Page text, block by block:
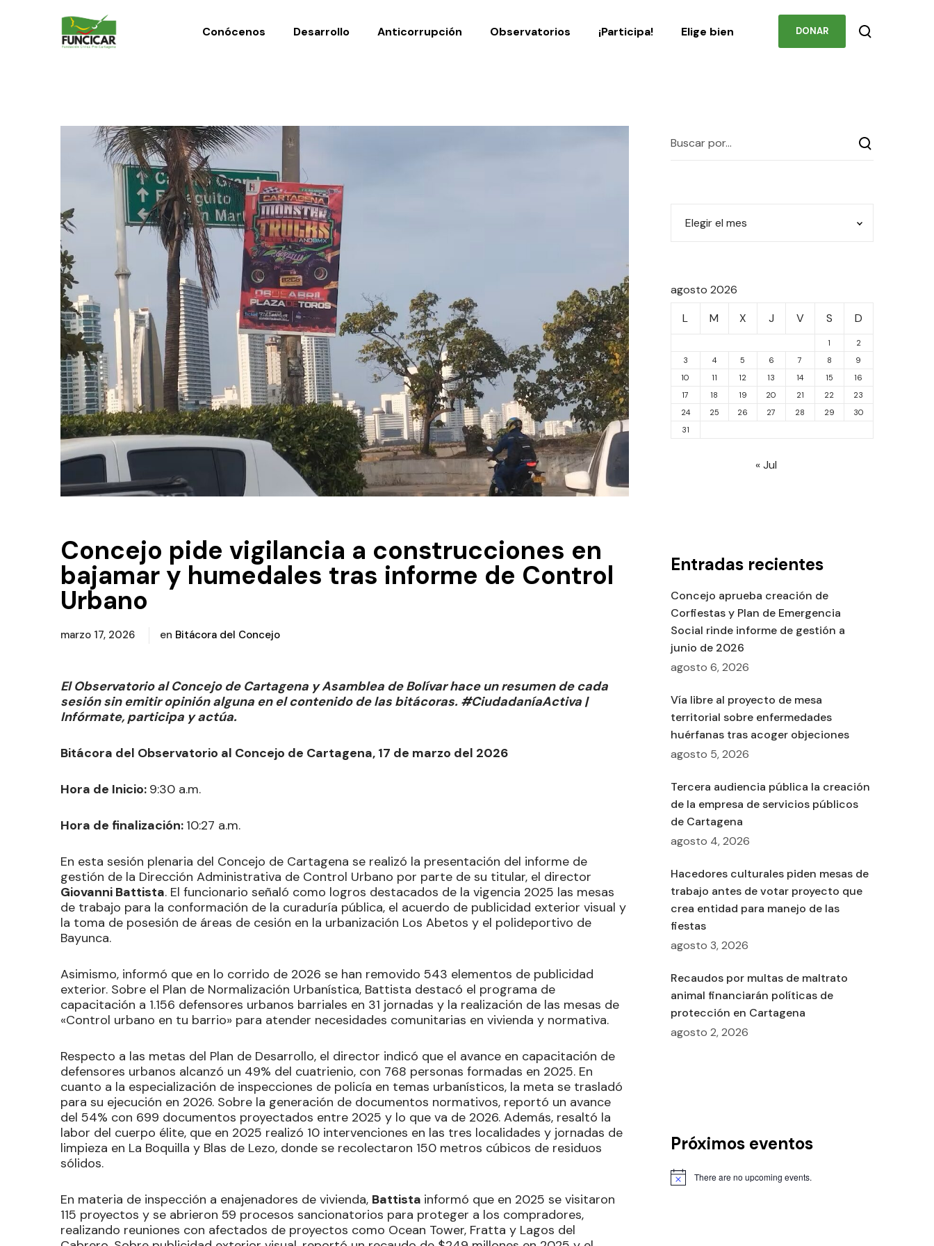
Conócenos Desarrollo Anticorrupción Observatorios ¡Participa! Elige bien DONAR
​Concejo pide vigilancia a construcciones en
bajamar y humedales tras informe de Control
Urbano
marzo 17, 2026 en Bitácora del Concejo
El Observatorio al Concejo de Cartagena y Asamblea de Bolívar hace un resumen de cada
sesión sin emitir opinión alguna en el contenido de las bitácoras. #CiudadaníaActiva |
Infórmate, participa y actúa.
Bitácora del Observatorio al Concejo de Cartagena, 17 de marzo del 2026
Hora de Inicio: 9:30 a.m.
Hora de finalización: 10:27 a.m.
En esta sesión plenaria del Concejo de Cartagena se realizó la presentación del informe de
gestión de la Dirección Administrativa de Control Urbano por parte de su titular, el director
Giovanni Battista. El funcionario señaló como logros destacados de la vigencia 2025 las mesas
de trabajo para la conformación de la curaduría pública, el acuerdo de publicidad exterior visual y
la toma de posesión de áreas de cesión en la urbanización Los Abetos y el polideportivo de
Bayunca.
Asimismo, informó que en lo corrido de 2026 se han removido 543 elementos de publicidad
exterior. Sobre el Plan de Normalización Urbanística, Battista destacó el programa de
capacitación a 1.156 defensores urbanos barriales en 31 jornadas y la realización de las mesas de
«Control urbano en tu barrio» para atender necesidades comunitarias en vivienda y normativa.
​Respecto a las metas del Plan de Desarrollo, el director indicó que el avance en capacitación de
defensores urbanos alcanzó un 49% del cuatrienio, con 768 personas formadas en 2025. En
cuanto a la especialización de inspecciones de policía en temas urbanísticos, la meta se trasladó
para su ejecución en 2026. Sobre la generación de documentos normativos, reportó un avance
del 54% con 699 documentos proyectados entre 2025 y lo que va de 2026. Además, resaltó la
labor del cuerpo élite, que en 2025 realizó 10 intervenciones en las tres localidades y jornadas de
limpieza en La Boquilla y Blas de Lezo, donde se recolectaron 150 metros cúbicos de residuos
sólidos.
​En materia de inspección a enajenadores de vivienda, Battista informó que en 2025 se visitaron
115 proyectos y se abrieron 59 procesos sancionatorios para proteger a los compradores,
realizando reuniones con afectados de proyectos como Ocean Tower, Fratta y Lagos del
agosto 2026
L
M X J V S D
1
2
3
4 5 6 7 8
9
10
11 12 13 14 15
16
17
18 19 20 21 22
23
24
25 26 27 28 29
30
31
« Jul
Entradas recientes
Concejo aprueba creación de
Corfiestas y Plan de Emergencia
Social rinde informe de gestión a
junio de 2026
agosto 6, 2026
Vía libre al proyecto de mesa
territorial sobre enfermedades
huérfanas tras acoger objeciones
agosto 5, 2026
Tercera audiencia pública la creación
de la empresa de servicios públicos
de Cartagena
agosto 4, 2026
Hacedores culturales piden mesas de
trabajo antes de votar proyecto que
crea entidad para manejo de las
fiestas
agosto 3, 2026
Recaudos por multas de maltrato
animal financiarán políticas de
protección en Cartagena
agosto 2, 2026
Próximos eventos
There are no upcoming events.